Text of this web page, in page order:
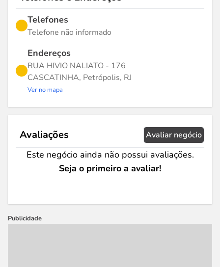
Telefones
Telefone não informado
Endereços
RUA HIVIO NALIATO - 176
CASCATINHA, Petrópolis, RJ
Ver no mapa
Avaliações Avaliar negócio
Este negócio ainda não possui avaliações.
Seja o primeiro a avaliar!
Publicidade